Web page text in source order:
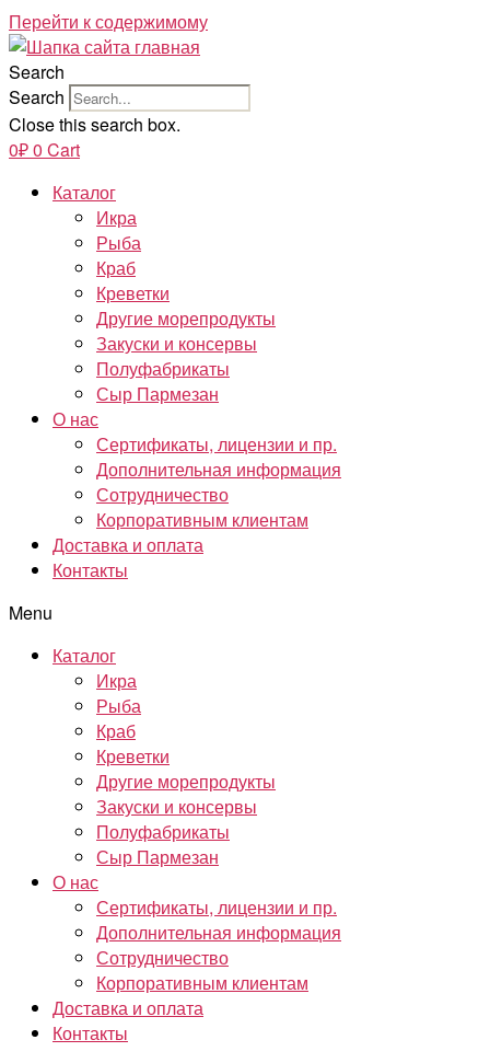
Перейти к содержимому
Search
Search
Close this search box.
0₽0 Cart
Каталог
Икра
Рыба
Краб
Креветки
Другие морепродукты
Закуски и консервы
Полуфабрикаты
Сыр Пармезан
О нас
Сертификаты, лицензии и пр.
Дополнительная информация
Сотрудничество
Корпоративным клиентам
Доставка и оплата
Контакты
Menu
Каталог
Икра
Рыба
Краб
Креветки
Другие морепродукты
Закуски и консервы
Полуфабрикаты
Сыр Пармезан
О нас
Сертификаты, лицензии и пр.
Дополнительная информация
Сотрудничество
Корпоративным клиентам
Доставка и оплата
Контакты